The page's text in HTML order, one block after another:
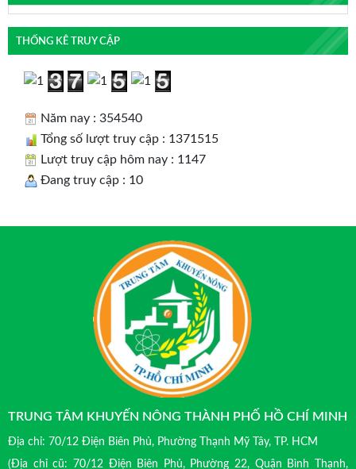
THỐNG KÊ TRUY CẬP
Năm nay : 354540
Tổng số lượt truy cập : 1371515
Lượt truy cập hôm nay : 1147
Đang truy cập : 10
TRUNG TÂM KHUYẾN NÔNG THÀNH PHỐ HỒ CHÍ MINH
Địa chỉ: 70/12 Điện Biên Phủ, Phường Thạnh Mỹ Tây, TP. HCM
(Địa chỉ cũ: 70/12 Điện Biên Phủ, Phường 22, Quận Bình Thạnh,